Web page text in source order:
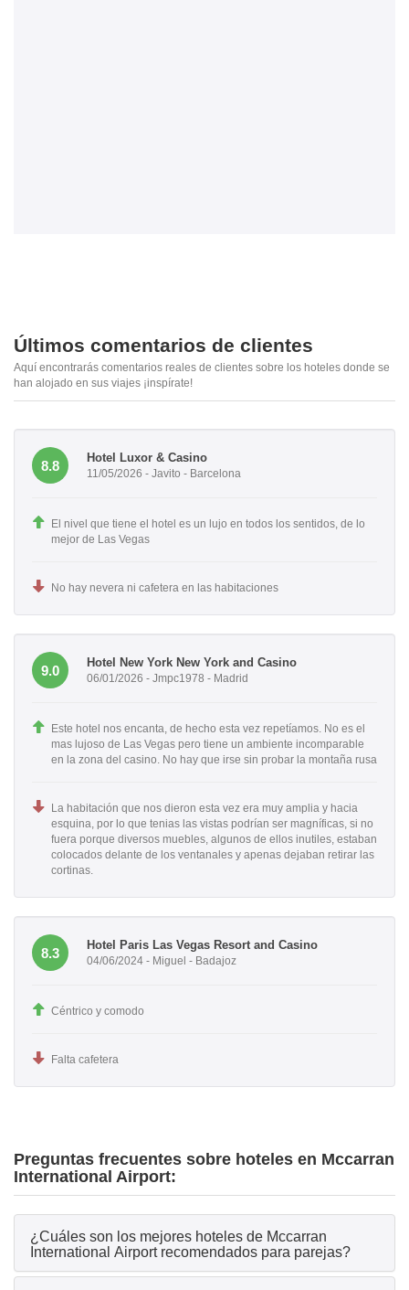
Últimos comentarios de clientes
Aquí encontrarás comentarios reales de clientes sobre los hoteles donde se
han alojado en sus viajes ¡inspírate!
8.8
Hotel Luxor & Casino
11/05/2026 - Javito - Barcelona
El nivel que tiene el hotel es un lujo en todos los sentidos, de lo
mejor de Las Vegas
No hay nevera ni cafetera en las habitaciones
9.0
Hotel New York New York and Casino
06/01/2026 - Jmpc1978 - Madrid
Este hotel nos encanta, de hecho esta vez repetíamos. No es el
mas lujoso de Las Vegas pero tiene un ambiente incomparable
en la zona del casino. No hay que irse sin probar la montaña rusa
La habitación que nos dieron esta vez era muy amplia y hacia
esquina, por lo que tenias las vistas podrían ser magníficas, si no
fuera porque diversos muebles, algunos de ellos inutiles, estaban
colocados delante de los ventanales y apenas dejaban retirar las
cortinas.
8.3
Hotel Paris Las Vegas Resort and Casino
04/06/2024 - Miguel - Badajoz
Céntrico y comodo
Falta cafetera
Preguntas frecuentes sobre hoteles en Mccarran
International Airport:
¿Cuáles son los mejores hoteles de Mccarran
International Airport recomendados para parejas?